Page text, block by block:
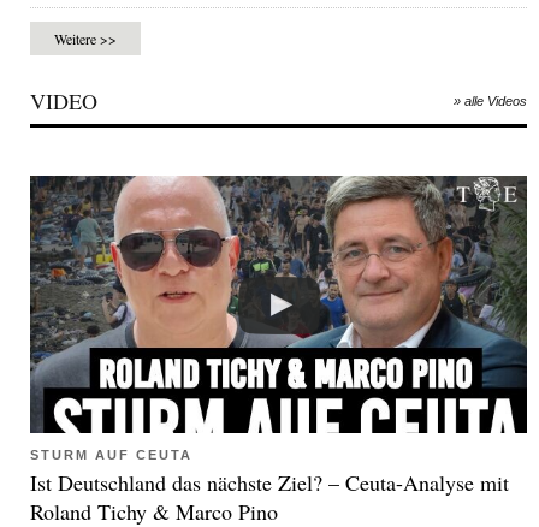
Weitere >>
VIDEO » alle Videos
STURM AUF CEUTA
Ist Deutschland das nächste Ziel? – Ceuta-Analyse mit
Roland Tichy & Marco Pino